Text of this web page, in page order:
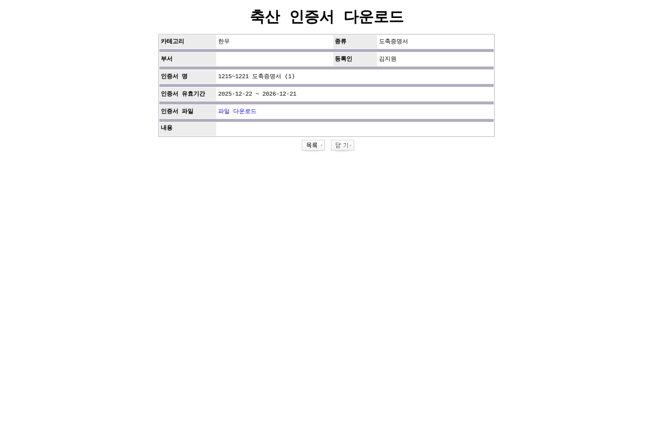
축산 인증서 다운로드
카테고리 한우 종류 도축증명서
부서 등록인 김지원
인증서 명 1215~1221 도축증명서 (1)
인증서 유효기간 2025-12-22 ~ 2026-12-21
인증서 파일 파일 다운로드
내용